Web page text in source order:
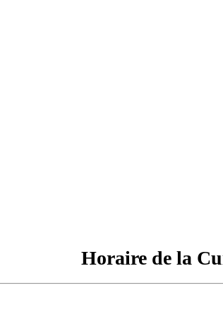
Horaire de la